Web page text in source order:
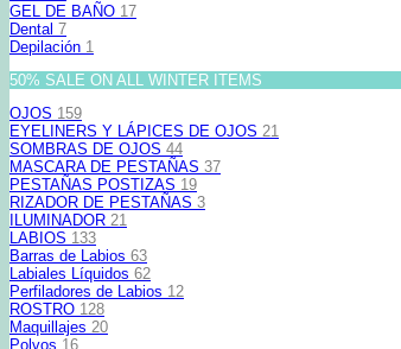
GEL DE BAÑO 17
Dental 7
Depilación 1
50% SALE ON ALL WINTER ITEMS
OJOS 159
EYELINERS Y LÁPICES DE OJOS 21
SOMBRAS DE OJOS 44
MASCARA DE PESTAÑAS 37
PESTAÑAS POSTIZAS 19
RIZADOR DE PESTAÑAS 3
ILUMINADOR 21
LABIOS 133
Barras de Labios 63
Labiales Líquidos 62
Perfiladores de Labios 12
ROSTRO 128
Maquillajes 20
Polvos 16